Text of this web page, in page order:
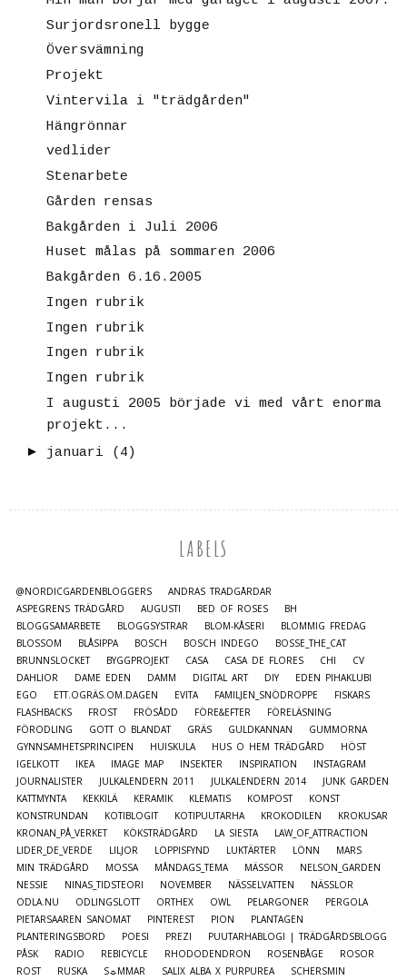
Surjordsronell bygge
Översvämning
Projekt
Vintervila i "trädgården"
Hängrönnar
vedlider
Stenarbete
Gården rensas
Bakgården i Juli 2006
Huset målas på sommaren 2006
Bakgården 6.16.2005
Ingen rubrik
Ingen rubrik
Ingen rubrik
Ingen rubrik
I augusti 2005 började vi med vårt enorma
projekt...
► januari (4)
LABELS
@NORDICGARDENBLOGGERS
ANDRAS TRÄDGÅRDAR
ASPEGRENS TRÄDGÅRD
AUGUSTI BED OF ROSES
BH
BLOGGSAMARBETE
BLOGGSYSTRAR BLOM-KÅSERI
BLOMMIG FREDAG
BLOSSOM
BLÅSIPPA BOSCH BOSCH INDEGO
BOSSE_THE_CAT
BRUNNSLOCKET
BYGGPROJEKT CASA CASA DE FLORES CHI
CV
DAHLIOR
DAME EDEN DAMM DIGITAL ART DIY
EDEN PIHAKLUBI
EGO
ETT.OGRÄS.OM.DAGEN EVITA FAMILJEN_SNÖDROPPE
FISKARS
FLASHBACKS
FROST FRÖSÅDD FÖRE&EFTER
FÖRELÄSNING
FÖRODLING
GOTT O BLANDAT GRÄS GULDKANNAN
GUMMORNA
GYNNSAMHETSPRINCIPEN
HUISKULA HUS O HEM TRÄDGÅRD
HÖST
IGELKOTT
IKEA IMAGE MAP INSEKTER INSPIRATION
INSTAGRAM
JOURNALISTER
JULKALENDERN 2011 JULKALENDERN 2014
JUNK GARDEN
KATTMYNTA
KEKKILÄ KERAMIK KLEMATIS KOMPOST
KONST
KONSTRUNDAN
KOTIBLOGIT KOTIPUUTARHA KROKODILEN
KROKUSAR
KRONAN_PÅ_VERKET
KÖKSTRÄDGÅRD LA SIESTA
LAW_OF_ATTRACTION
LIDER_DE_VERDE
LILJOR LOPPISFYND LUKTÄRTER LÖNN
MARS
MIN TRÄDGÅRD
MOSSA MÅNDAGS_TEMA MÄSSOR
NELSON_GARDEN
NESSIE
NINAS_TIDSTEORI NOVEMBER NÄSSELVATTEN
NÄSSLOR
ODLA.NU
ODLINGSLOTT ORTHEX OWL PELARGONER
PERGOLA
PIETARSAAREN SANOMAT
PINTEREST PION
PLANTAGEN
PLANTERINGSBORD
POESI PREZI
PUUTARHABLOGI | TRÄDGÅRDSBLOGG
PÅSK
RADIO REBICYCLE RHODODENDRON ROSENBÅGE
ROSOR
ROST
RUSKA S☼MMAR SALIX ALBA X PURPUREA
SCHERSMIN